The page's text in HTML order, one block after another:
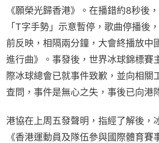
《願榮光歸香港》。在播錯約8秒後
「T字手勢」示意暫停，歌曲停播後
前反映，相隔兩分鐘，大會終播放中
進行曲》。事發後，世界冰球錦標賽
際冰球總會已就事件致歉，並向相關
查問，事件是無心之失，事後已向港
港協在上周五發聲明，指經了解後，
《香港運動員及隊伍參與國際體育賽